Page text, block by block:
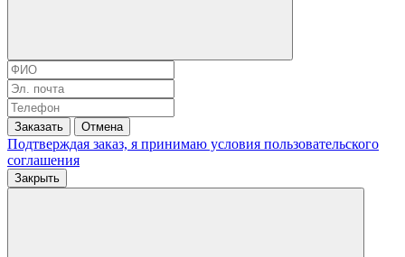
Заказать Отмена
Подтверждая заказ, я принимаю условия пользовательского
соглашения
Закрыть